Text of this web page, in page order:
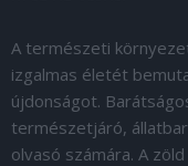
A természeti
izgalmas életét
újdonságot.
természetjáró,
olvasó számára. A